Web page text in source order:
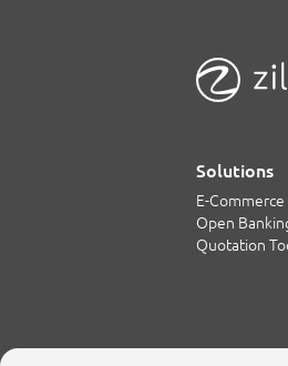
Solutions
E-Commerce
Open
Quotation